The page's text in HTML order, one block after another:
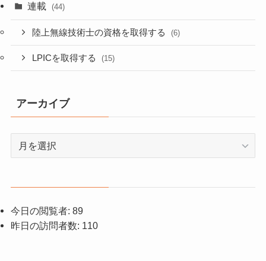
連載 (44)
陸上無線技術士の資格を取得する (6)
LPICを取得する (15)
アーカイブ
今日の閲覧者: 89
昨日の訪問者数: 110